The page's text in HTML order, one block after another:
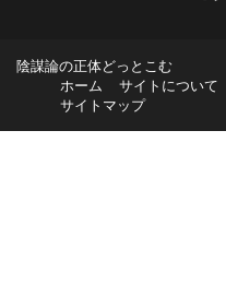
陰謀論の正体どっとこむ
ホーム
サイトについて
サイトマップ